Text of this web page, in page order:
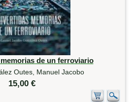
de un ferroviario
Outes, Manuel Jacobo
15,00 €